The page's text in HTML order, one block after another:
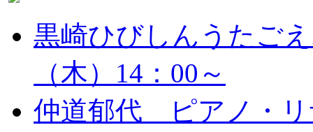
黒崎ひびしんうたご
（木）14：00～
仲道郁代 ピアノ・リ